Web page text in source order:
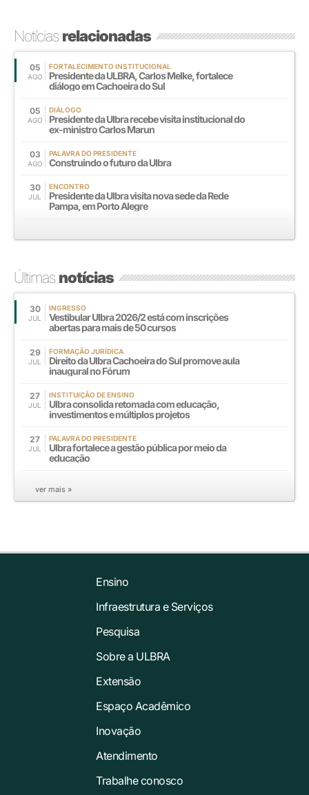
Notíciasrelacionadas
05
AGO
FORTALECIMENTO INSTITUCIONAL
Presidente da ULBRA, Carlos Melke, fortalece
diálogo em Cachoeira do Sul
05
AGO
DIÁLOGO
Presidente da Ulbra recebe visita institucional do
ex-ministro Carlos Marun
03
AGO
PALAVRA DO PRESIDENTE
Construindo o futuro da Ulbra
30
JUL
ENCONTRO
Presidente da Ulbra visita nova sede da Rede
Pampa, em Porto Alegre
Últimasnotícias
30
JUL
INGRESSO
Vestibular Ulbra 2026/2 está com inscrições
abertas para mais de 50 cursos
29
JUL
FORMAÇÃO JURÍDICA
Direito da Ulbra Cachoeira do Sul promove aula
inaugural no Fórum
27
JUL
INSTITUIÇÃO DE ENSINO
Ulbra consolida retomada com educação,
investimentos e múltiplos projetos
27
JUL
PALAVRA DO PRESIDENTE
Ulbra fortalece a gestão pública por meio da
educação
ver mais »
Ensino
Infraestrutura e Serviços
Pesquisa
Sobre a ULBRA
Extensão
Espaço Acadêmico
Inovação
Atendimento
Trabalhe conosco